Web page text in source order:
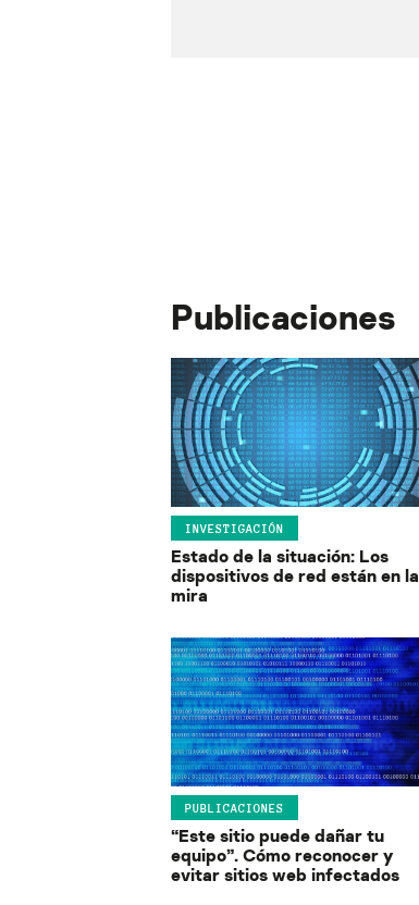
Publicaciones
INVESTIGACIÓN
Estado de la situación: Los
dispositivos de red están en la
mira
PUBLICACIONES
“Este sitio puede dañar tu
equipo”. Cómo reconocer y
evitar sitios web infectados